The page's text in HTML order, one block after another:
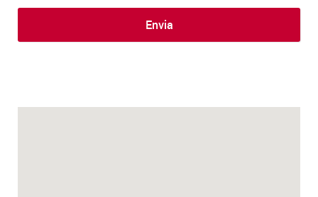
de privacidad.